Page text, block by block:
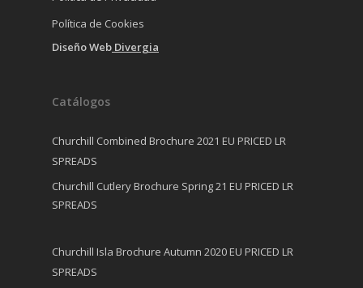
Política de Cookies
Diseño Web Divergia
Catálogos
Churchill Combined Brochure 2021 EU PRICED LR
SPREADS
Churchill Cutlery Brochure Spring 21 EU PRICED LR
SPREADS
Churchill Isla Brochure Autumn 2020 EU PRICED LR
SPREADS